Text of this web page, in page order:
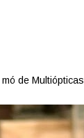
mó de Multiópticas